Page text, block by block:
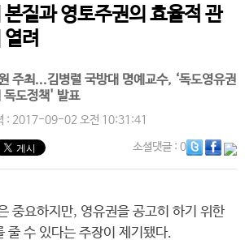
질과 영토주권의 효율적 관
려
주최...김병렬 국방대 명예교수, ‘독도영유권
독도정책' 발표
: 2017-09-02 오전 10:31:41
소셜댓글: 0
중요하지만, 영유권을 공고히 하기 위한
줄 수 있다는 주장이 제기됐다.